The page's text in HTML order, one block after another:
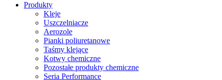
Produkty
Kleje
Uszczelniacze
Aerozole
Pianki poliuretanowe
Taśmy klejące
Kotwy chemiczne
Pozostałe produkty chemiczne
Seria Performance